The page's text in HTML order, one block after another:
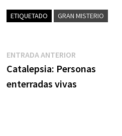
ETIQUETADO GRAN MISTERIO
Navegación
de
ENTRADA ANTERIOREntrada
anterior:
Catalepsia: Personas
enterradas vivas